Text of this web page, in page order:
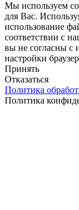
Мы используем
для Вас.
использование
соответствии с
вы не согласны с
настройки
Принять
Отказаться
Политика
Политика